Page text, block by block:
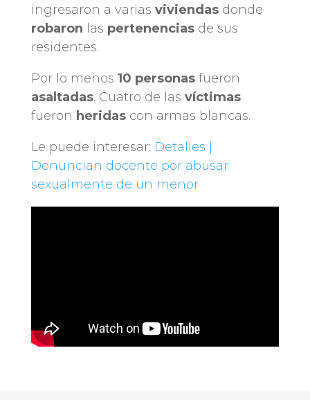
ingresaron a varias viviendasdonde
robaron las pertenenciasde sus
residentes.
Por lo menos 10 personasfueron
asaltadas. Cuatro de las víctimas
fueron heridascon armas blancas.
Le puede interesar: Detalles |
Denuncian docente por abusar
sexualmente de un menor